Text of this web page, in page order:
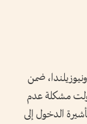
ضمن
واقعة طريفة حولت مشكلة عدم
الدخول إلى